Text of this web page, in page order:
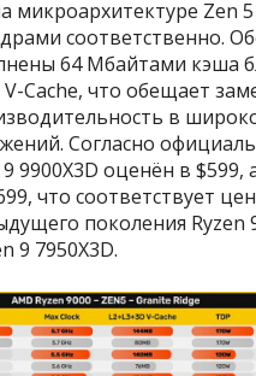
микроархитектуре Zen 5
соответственно.
64 Мбайтами кэша
Cache, что обещает
в
Согласно
9900X3D оценён в $599,
что соответствует
поколения Ryzen
9 7950X3D.